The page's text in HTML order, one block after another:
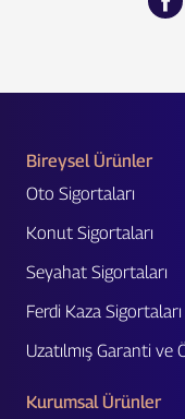
Bireysel Ürünler
Oto Sigortaları
Konut Sigortaları
Seyahat Sigortaları
Ferdi Kaza Sigortaları
Uzatılmış Garanti ve
Kurumsal Ürünler